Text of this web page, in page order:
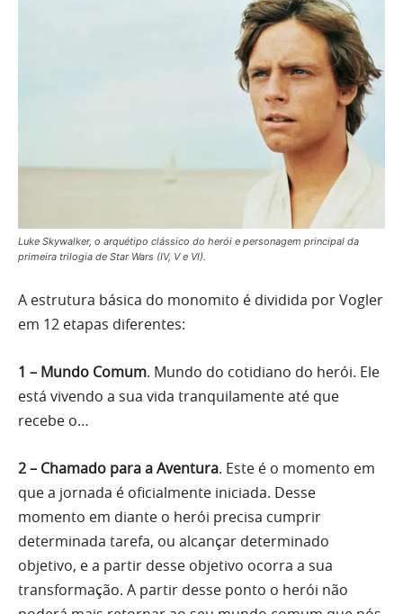
Luke Skywalker, o arquétipo clássico do herói e personagem principal da
primeira trilogia de Star Wars (IV, V e VI).
A estrutura básica do monomito é dividida por Vogler
em 12 etapas diferentes:
1 – Mundo Comum. Mundo do cotidiano do herói. Ele
está vivendo a sua vida tranquilamente até que
recebe o…
2 – Chamado para a Aventura. Este é o momento em
que a jornada é oficialmente iniciada. Desse
momento em diante o herói precisa cumprir
determinada tarefa, ou alcançar determinado
objetivo, e a partir desse objetivo ocorra a sua
transformação. A partir desse ponto o herói não